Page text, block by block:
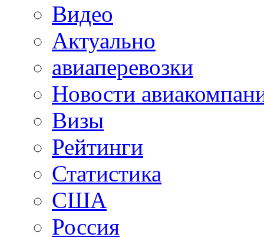
Видео
Актуально
авиаперевозки
Новости
Визы
Рейтинги
Статистика
США
Россия